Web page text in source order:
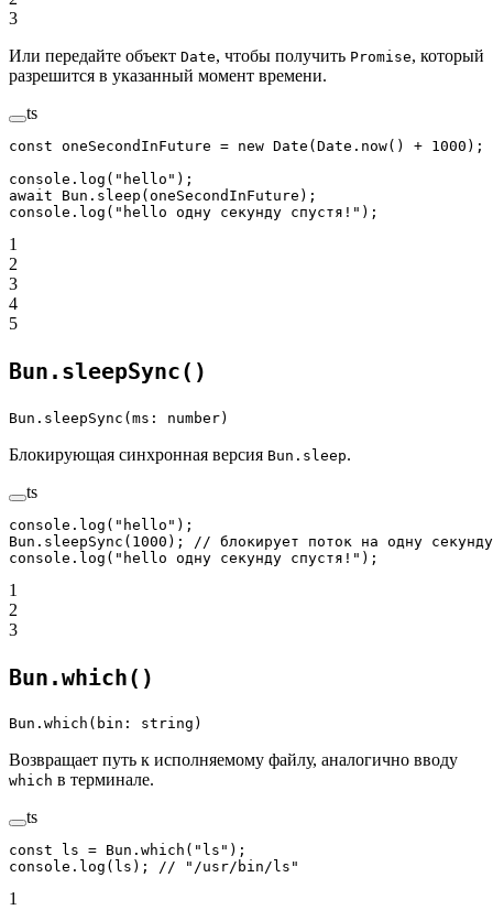
3
Или передайте объект Date, чтобы получить Promise, который
разрешится в указанный момент времени.
ts
const oneSecondInFuture = new Date (Date. now() + 1000 );
console. log ( "hello" );
await Bun. sleep (oneSecondInFuture);
console. log ( "hello одну секунду спустя!" );
1
2
3
4
5
Bun.sleepSync()
Bun.sleepSync(ms: number)
Блокирующая синхронная версия Bun.sleep.
ts
console. log ( "hello" );
Bun. sleepSync ( 1000 );
// блокирует поток на одну секунду
console. log ( "hello одну секунду спустя!" );
1
2
3
Bun.which()
Bun.which(bin: string)
Возвращает путь к исполняемому файлу, аналогично вводу
which в терминале.
ts
const ls = Bun. which ( "ls" );
console. log (ls); // "/usr/bin/ls"
1